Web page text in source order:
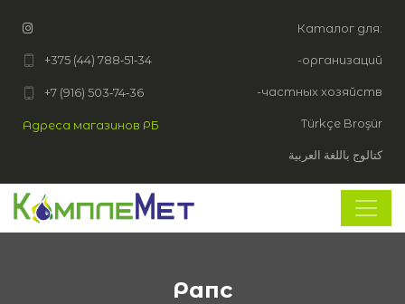
+375 (44) 788‑51‑34
+7 (916) 503‑74‑36
Адреса магазинов РБ
Каталог для:
-организаций
-частных хозяйств
Türkçe Broşür
كتالوج باللغة العربية
Рапс